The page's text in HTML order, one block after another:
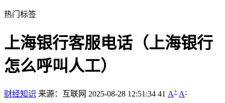
热门标签
上海银行客服电话（上海银行
怎么呼叫人工）
财经知识 来源：互联网 2025-08-28 12:51:34 41 A+ A-